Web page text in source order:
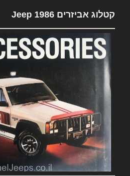
קטלוג אביזרים Jeep 1986